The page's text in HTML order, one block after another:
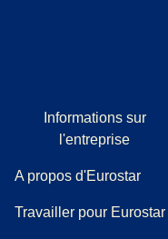
Informations sur
l'entreprise
A propos d'Eurostar
Travailler pour Eurostar